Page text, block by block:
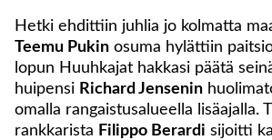
Hetki ehdittiin juhlia jo kolmatta
Teemu Pukin osuma hylättiin
lopun Huuhkajat hakkasi päätä
huipensi Richard Jensenin
omalla rangaistusalueella lisäajalla.
rankkarista Filippo Berardi sijoitti